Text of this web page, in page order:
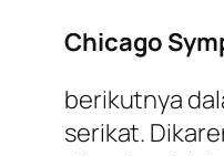
Chicago
berikutnya
serikat.